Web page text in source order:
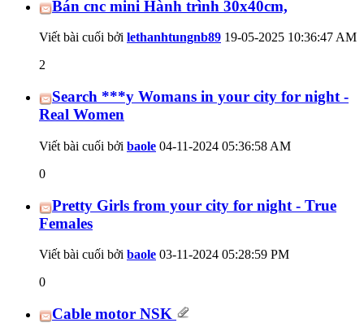
Bán cnc mini Hành trình 30x40cm,
Viết bài cuối bởi lethanhtungnb89 19-05-2025 10:36:47 AM
2
Search ***y Womans in your city for night -
Real Women
Viết bài cuối bởi baole 04-11-2024 05:36:58 AM
0
Pretty Girls from your city for night - True
Females
Viết bài cuối bởi baole 03-11-2024 05:28:59 PM
0
Cable motor NSK